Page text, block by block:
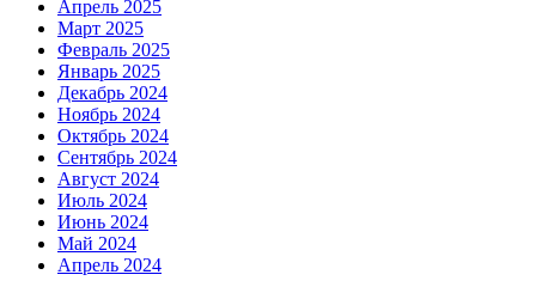
Апрель 2025
Март 2025
Февраль 2025
Январь 2025
Декабрь 2024
Ноябрь 2024
Октябрь 2024
Сентябрь 2024
Август 2024
Июль 2024
Июнь 2024
Май 2024
Апрель 2024